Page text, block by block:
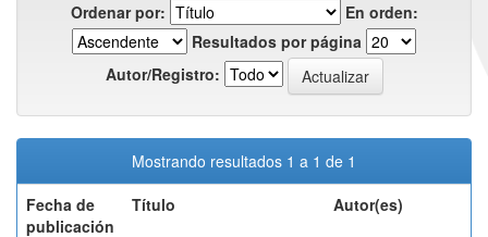
Ordenar por:
En orden:
Resultados por página
Autor/Registro:
Mostrando resultados 1 a 1 de 1
Fecha de
publicación
Título Autor(es)